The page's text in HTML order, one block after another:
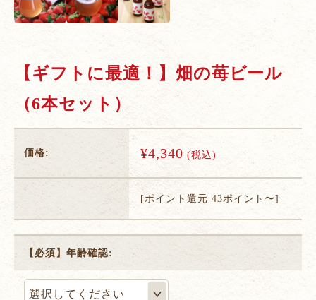
【ギフトに最適！】畑の苺ビール
（6本セット）
価格: ¥4,340 (税込)
[ポイント還元 43ポイント〜]
【必須】年齢確認: